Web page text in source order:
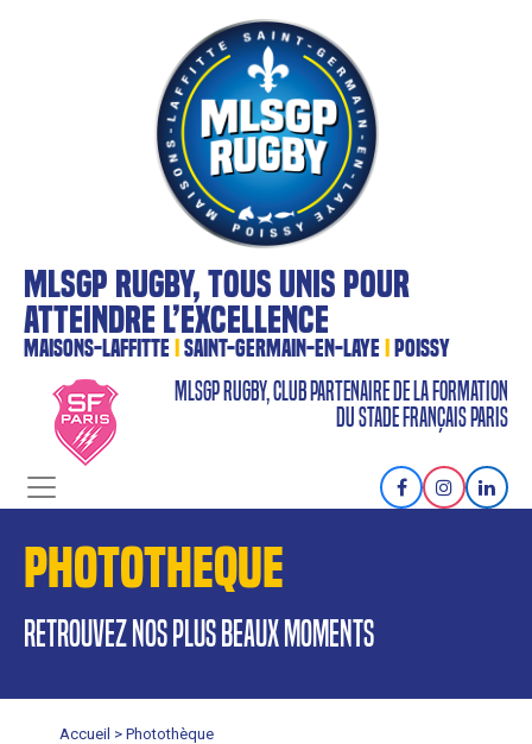
MLSGP RUGBY, TOUS UNIS POUR
ATTEINDRE L’EXCELLENCE
MAISONS-LAFFITTE SAINT-GERMAIN-EN-LAYE POISSY
MLSGP RUGBY, CLUB PARTENAIRE DE LA FORMATION
DU STADE FRANÇAIS PARIS
PHOTOTHEQUE
retrouvez nos plus beaux moments
Accueil > Photothèque